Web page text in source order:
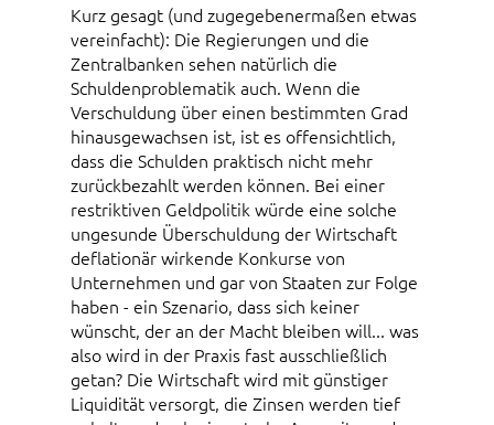
Kurz gesagt (und zugegebenermaßen etwas
vereinfacht): Die Regierungen und die
Zentralbanken sehen natürlich die
Schuldenproblematik auch. Wenn die
Verschuldung über einen bestimmten Grad
hinausgewachsen ist, ist es offensichtlich,
dass die Schulden praktisch nicht mehr
zurückbezahlt werden können. Bei einer
restriktiven Geldpolitik würde eine solche
ungesunde Überschuldung der Wirtschaft
deflationär wirkende Konkurse von
Unternehmen und gar von Staaten zur Folge
haben - ein Szenario, dass sich keiner
wünscht, der an der Macht bleiben will... was
also wird in der Praxis fast ausschließlich
getan? Die Wirtschaft wird mit günstiger
Liquidität versorgt, die Zinsen werden tief